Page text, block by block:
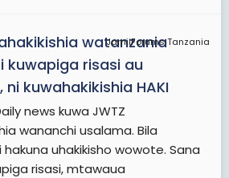
JamiiForums Tanzania
watanzania
kuwapiga risasi au
kuwahakikishia HAKI
news kuwa JWTZ
wananchi usalama. Bila
uhakikisho wowote. Sana
risasi, mtawaua